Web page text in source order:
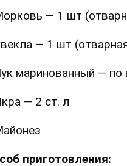
— 1 шт
— 1 шт
маринованный — по
— 2 ст. л
приготовления: